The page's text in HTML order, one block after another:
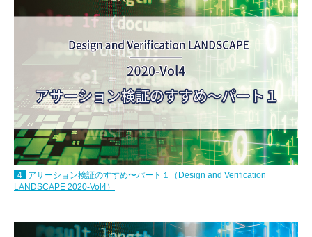
4
アサーション検証のすすめ〜パート１（Design and Verification
LANDSCAPE 2020-Vol4）